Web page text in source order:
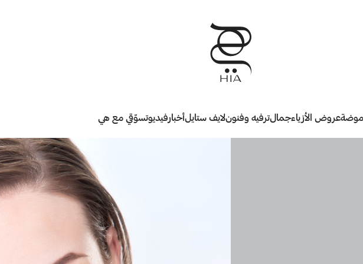
موضةعروض الأزياءجمالترفيه وفنونلايف ستايلأخبارفيديوتسوّقي مع هي